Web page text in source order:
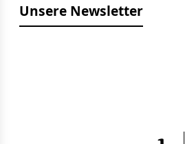
Unsere Newsletter